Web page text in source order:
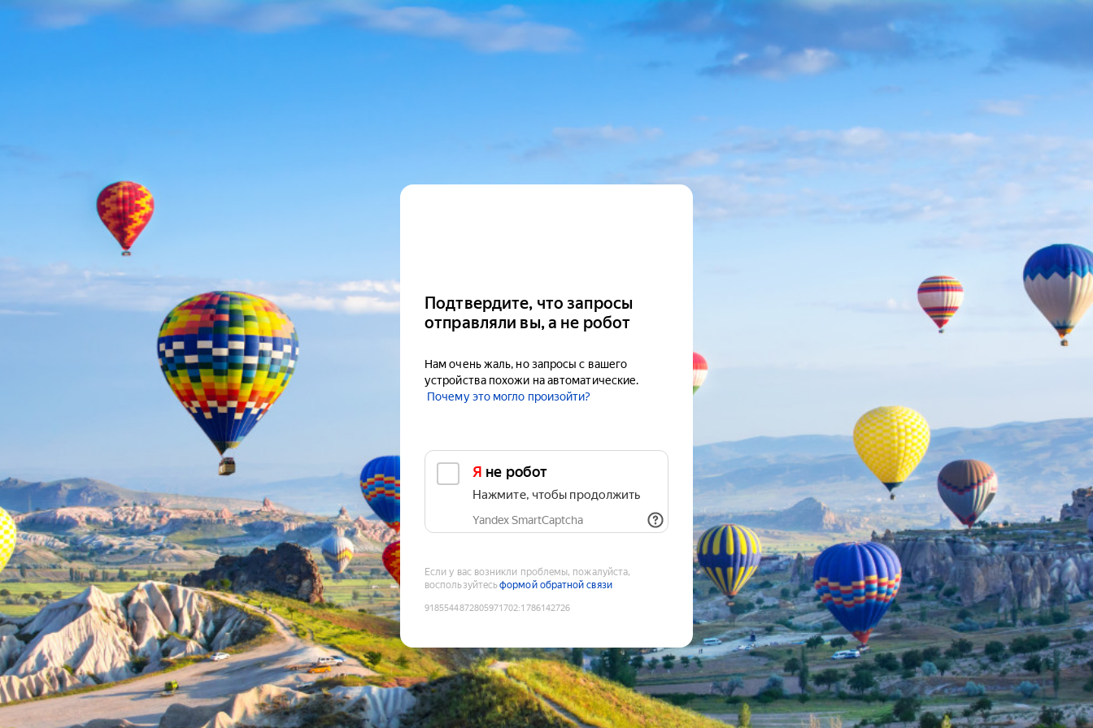
Подтвердите, что запросы
отправляли вы, а не робот
Нам очень жаль, но запросы с вашего
устройства похожи на автоматические.
Почему это могло произойти?
Я не робот
Нажмите, чтобы продолжить
Yandex SmartCaptcha
Если у вас возникли проблемы, пожалуйста,
воспользуйтесьформой обратной связи
9185544872805971702:1786142726